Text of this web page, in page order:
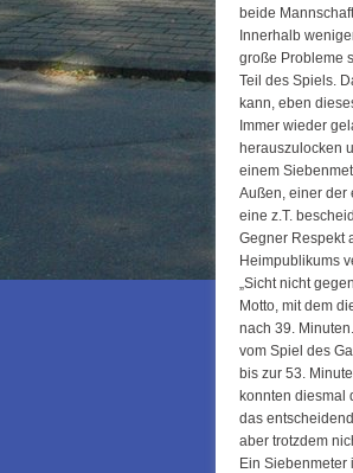
beide
Innerhalb
große Probleme
Teil des Spiels.
kann, eben
Immer wieder
herauszulocken
einem
Außen, einer der
eine z.T.
Gegner Respekt
Heimpublikums
„Sicht nicht
Motto, mit dem
nach 39.
vom Spiel des
bis zur 53.
konnten diesmal
das
aber trotzdem
Ein Siebenmeter